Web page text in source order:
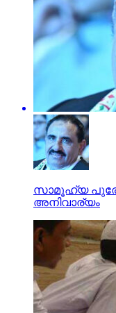
സാമൂഹ്യ
അനിവാര്യം